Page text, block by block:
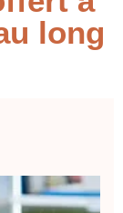
long